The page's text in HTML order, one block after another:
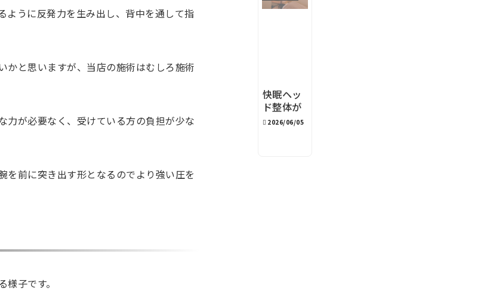
ように反発力を生み出し、背中を通して指
かと思いますが、当店の施術はむしろ施術
力が必要なく、受けている方の負担が少な
を前に突き出す形となるのでより強い圧を
子です。
快眠ヘッ
ド整体が
100分の
2026/06/05